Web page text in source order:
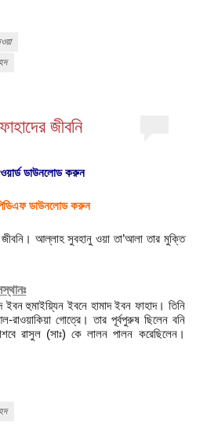
জীবনি
ওয়ার্ড ডাউনলোড করুন
ডাউনলোড করুন
আল্লাহ সুবহানু ওয়া তা’আলা তার মুক্তি
ইবন হুমাইয়্যিন ইবনে হামাদ ইবন ফাহাদ। তিনি
রাওয়াকিয়া গোত্রে। তার পূর্বপুরুষ ছিলেন বনি
রাসুল (সাঃ) কে লালন পালন করেছিলেন।